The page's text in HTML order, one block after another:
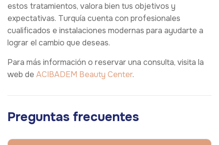
estos tratamientos, valora bien tus objetivos y
expectativas. Turquía cuenta con profesionales
cualificados e instalaciones modernas para ayudarte a
lograr el cambio que deseas.
Para más información o reservar una consulta, visita la
web de ACIBADEM Beauty Center.
Preguntas frecuentes